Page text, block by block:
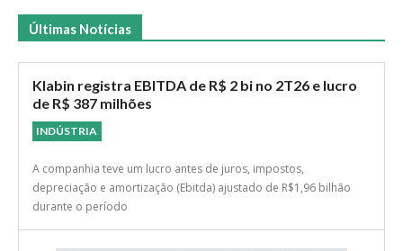
Últimas Notícias
Klabin registra EBITDA de R$ 2 bi no 2T26 e lucro
de R$ 387 milhões
INDÚSTRIA